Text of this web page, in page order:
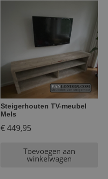
Steigerhouten TV-meubel
Mels
€449,95
Toevoegen aan
winkelwagen